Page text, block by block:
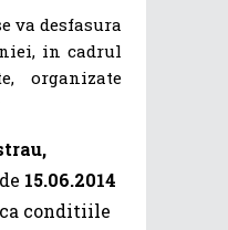
desfasura
in cadrul
organizate
15.06.2014
conditiile